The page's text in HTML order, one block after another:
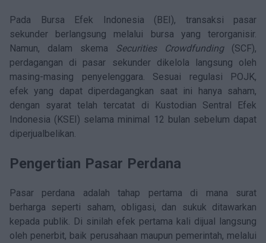
Pada Bursa Efek Indonesia (BEI), transaksi pasar
sekunder berlangsung melalui bursa yang terorganisir.
Namun, dalam skema Securities Crowdfunding(SCF),
perdagangan di pasar sekunder dikelola langsung oleh
masing-masing penyelenggara. Sesuai regulasi POJK,
efek yang dapat diperdagangkan saat ini hanya saham,
dengan syarat telah tercatat di Kustodian Sentral Efek
Indonesia (KSEI) selama minimal 12 bulan sebelum dapat
diperjualbelikan.
Pengertian Pasar Perdana
Pasar perdana adalah tahap pertama di mana surat
berharga seperti saham, obligasi, dan sukuk ditawarkan
kepada publik. Di sinilah efek pertama kali dijual langsung
oleh penerbit, baik perusahaan maupun pemerintah, melalui